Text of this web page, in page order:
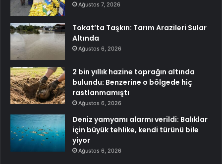
Ağustos 7, 2026
Tokat’ta Taşkın: Tarım Arazileri Sular
Altında
Ağustos 6, 2026
2 bin yıllık hazine toprağın altında
bulundu: Benzerine o bölgede hiç
rastlanmamıştı
Ağustos 6, 2026
Deniz yamyamı alarmı verildi: Balıklar
için büyük tehlike, kendi türünü bile
yiyor
Ağustos 6, 2026